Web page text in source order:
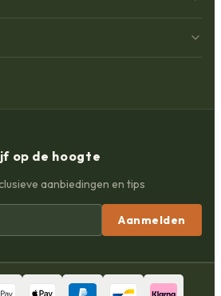
op de hoogte
aanbiedingen en tips
Aanmelden